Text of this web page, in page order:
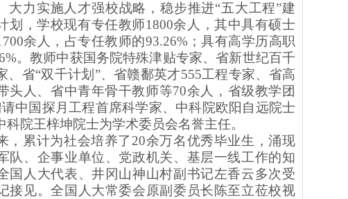
大力实施人才强校战略，稳步推进“五大工程”建
划，学校现有专任教师1800余人，其中具有硕士
余人，占专任教师的93.26%；具有高学历高职
。教师中获国务院特殊津贴专家、省新世纪百千
、省“双千计划”、省赣鄱英才555工程专家、省高
头人、省中青年骨干教师等70余 人，省级教学团
中国探月工程首席科学家、中科院欧阳自远院士
科院王梓坤院士为学术委员会名誉主任。
，累计为社会培养了20余万名优秀毕业生，涌现
队、企事业单位、党政机关、基层一线工作的知
国人大代表、井冈山神山村副书记左香云多次受
接见。全国人大常委会原副委员长陈至立莅校视